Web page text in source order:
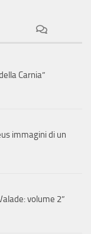
Carnia”
immagini di un
volume 2”